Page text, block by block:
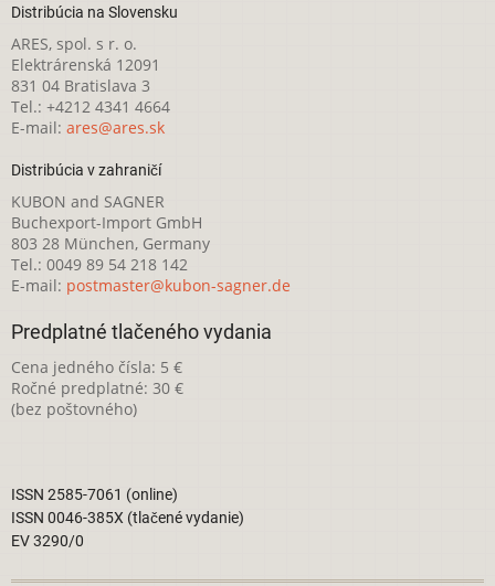
Distribúcia na Slovensku
ARES, spol. s r. o.
Elektrárenská 12091
831 04 Bratislava 3
Tel.: +4212 4341 4664
E-mail: ares@ares.sk
Distribúcia v zahraničí
KUBON and SAGNER
Buchexport-Import GmbH
803 28 München, Germany
Tel.: 0049 89 54 218 142
E-mail: postmaster@kubon-sagner.de
Predplatné tlačeného vydania
Cena jedného čísla: 5 €
Ročné predplatné: 30 €
(bez poštovného)
ISSN 2585-7061 (online)
ISSN 0046-385X (tlačené vydanie)
EV 3290/0